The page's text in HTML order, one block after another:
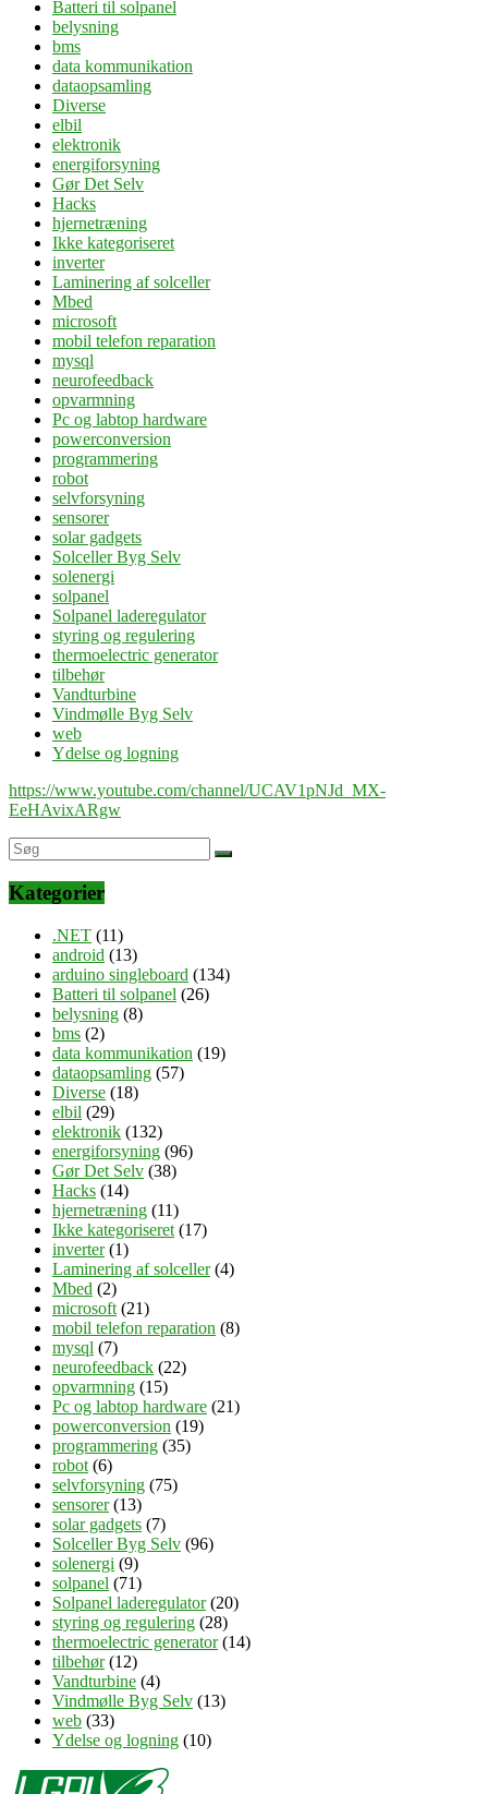
Batteri til solpanel
belysning
bms
data kommunikation
dataopsamling
Diverse
elbil
elektronik
energiforsyning
Gør Det Selv
Hacks
hjernetræning
Ikke kategoriseret
inverter
Laminering af solceller
Mbed
microsoft
mobil telefon reparation
mysql
neurofeedback
opvarmning
Pc og labtop hardware
powerconversion
programmering
robot
selvforsyning
sensorer
solar gadgets
Solceller Byg Selv
solenergi
solpanel
Solpanel laderegulator
styring og regulering
thermoelectric generator
tilbehør
Vandturbine
Vindmølle Byg Selv
web
Ydelse og logning
https://www.youtube.com/channel/UCAV1pNJd_MX-
EeHAvixARgw
Kategorier
.NET (11)
android (13)
arduino singleboard (134)
Batteri til solpanel (26)
belysning (8)
bms (2)
data kommunikation (19)
dataopsamling (57)
Diverse (18)
elbil (29)
elektronik (132)
energiforsyning (96)
Gør Det Selv (38)
Hacks (14)
hjernetræning (11)
Ikke kategoriseret (17)
inverter(1)
Laminering af solceller(4)
Mbed (2)
microsoft (21)
mobil telefon reparation (8)
mysql (7)
neurofeedback (22)
opvarmning (15)
Pc og labtop hardware (21)
powerconversion (19)
programmering (35)
robot (6)
selvforsyning (75)
sensorer(13)
solar gadgets (7)
Solceller Byg Selv (96)
solenergi (9)
solpanel (71)
Solpanel laderegulator(20)
styring og regulering (28)
thermoelectric generator(14)
tilbehør(12)
Vandturbine (4)
Vindmølle Byg Selv (13)
web (33)
Ydelse og logning (10)